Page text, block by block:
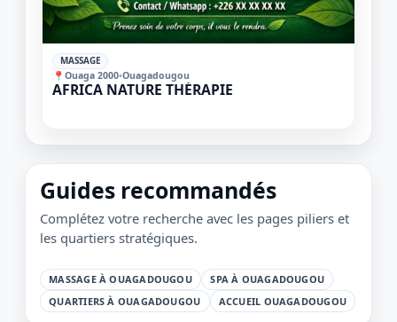
✓
MASSAGE
AFRICA NATURE THÉRAPIE
📍Ouaga 2000•Ouagadougou
Guides recommandés
Complétez votre recherche avec les pages piliers et
les quartiers stratégiques.
MASSAGE À OUAGADOUGOU
SPA À OUAGADOUGOU
QUARTIERS À OUAGADOUGOU
ACCUEIL OUAGADOUGOU